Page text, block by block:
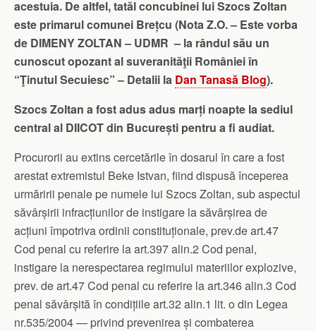
acestuia. De altfel, tatăl concubinei lui Szocs Zoltan
este primarul comunei Brețcu (Nota Z.O. – Este vorba
de DIMENY ZOLTAN – UDMR – la rândul său un
cunoscut opozant al suveranităţii României în
“Ţinutul Secuiesc” – Detalii la Dan Tanasă Blog).
Szocs Zoltan a fost adus adus marți noapte la sediul
central al DIICOT din București pentru a fi audiat.
Procurorii au extins cercetările în dosarul în care a fost
arestat extremistul Beke Istvan, fiind dispusă începerea
urmăririi penale pe numele lui Szocs Zoltan, sub aspectul
săvârșirii infracțiunilor de instigare la săvârșirea de
acțiuni împotriva ordinii constituționale, prev.de art.47
Cod penal cu referire la art.397 alin.2 Cod penal,
instigare la nerespectarea regimului materiilor explozive,
prev. de art.47 Cod penal cu referire la art.346 alin.3 Cod
penal săvârșită în condițiile art.32 alin.1 lit. o din Legea
nr.535/2004 — privind prevenirea și combaterea